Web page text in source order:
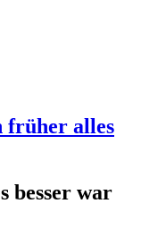
früher alles
besser war